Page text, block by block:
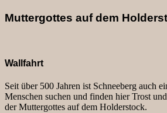
Muttergottes auf dem
Wallfahrt
Seit über 500 Jahren ist Schneeberg auch
Menschen suchen und finden hier Trost
der Muttergottes auf dem Holderstock.